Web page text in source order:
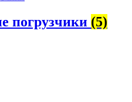
погрузчики (5)